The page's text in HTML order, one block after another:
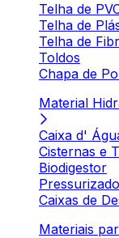
Telha de
Telha de
Telha de
Toldos
Chapa de
Material
Caixa d'
Cisternas e
Biodigestor
Caixas de
Materiais